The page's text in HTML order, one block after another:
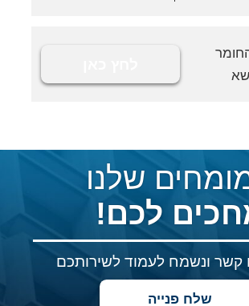
שלנו
לכם!
קשר ונשמח לעמוד לשירותכם
שלח פנייה